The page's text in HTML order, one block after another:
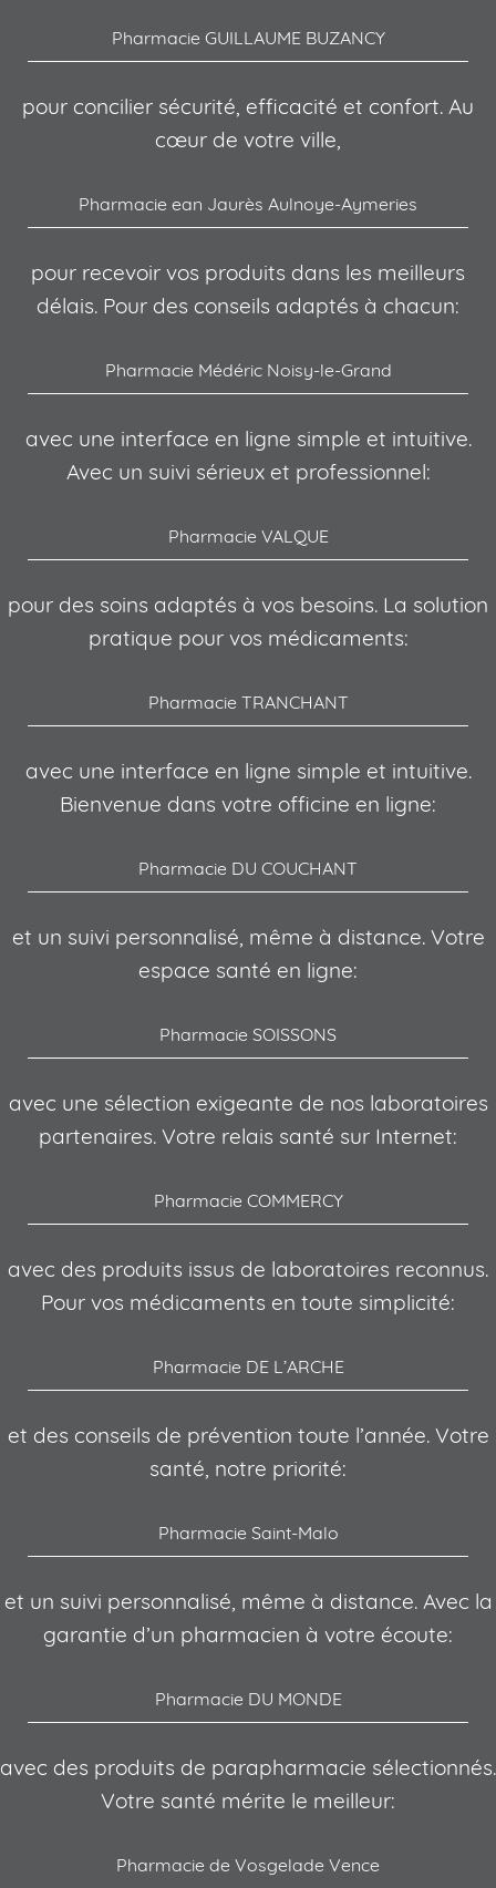
Pharmacie GUILLAUME BUZANCY
pour concilier sécurité, efficacité et confort. Au
cœur de votre ville,
Pharmacie ean Jaurès Aulnoye-Aymeries
pour recevoir vos produits dans les meilleurs
délais. Pour des conseils adaptés à chacun:
Pharmacie Médéric Noisy-le-Grand
avec une interface en ligne simple et intuitive.
Avec un suivi sérieux et professionnel:
Pharmacie VALQUE
pour des soins adaptés à vos besoins. La solution
pratique pour vos médicaments:
Pharmacie TRANCHANT
avec une interface en ligne simple et intuitive.
Bienvenue dans votre officine en ligne:
Pharmacie DU COUCHANT
et un suivi personnalisé, même à distance. Votre
espace santé en ligne:
Pharmacie SOISSONS
avec une sélection exigeante de nos laboratoires
partenaires. Votre relais santé sur Internet:
Pharmacie COMMERCY
avec des produits issus de laboratoires reconnus.
Pour vos médicaments en toute simplicité:
Pharmacie DE L’ARCHE
et des conseils de prévention toute l’année. Votre
santé, notre priorité:
Pharmacie Saint-Malo
et un suivi personnalisé, même à distance. Avec la
garantie d’un pharmacien à votre écoute:
Pharmacie DU MONDE
avec des produits de parapharmacie sélectionnés.
Votre santé mérite le meilleur:
Pharmacie de Vosgelade Vence